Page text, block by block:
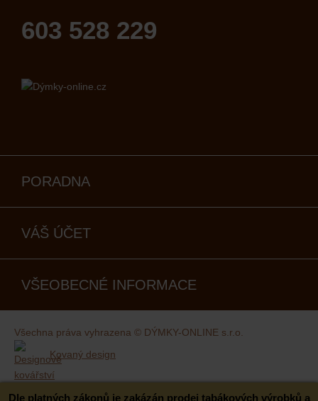
603 528 229
PORADNA
VÁŠ ÚČET
VŠEOBECNÉ INFORMACE
Všechna práva vyhrazena © DÝMKY-ONLINE s.r.o.
Kovaný design
Dle platných zákonů je zakázán prodej tabákových výrobků a